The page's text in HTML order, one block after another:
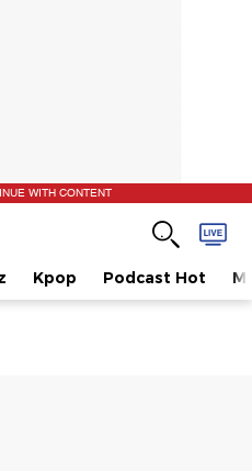
WITH CONTENT
Kpop Podcast Hot